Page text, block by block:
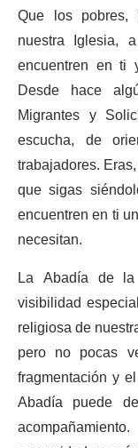
Que los pobres,
nuestra Iglesia,
encuentren en ti
Desde hace
Migrantes y
escucha, de
trabajadores.
que sigas
encuentren en ti
necesitan.
La Abadía de
visibilidad
religiosa de
pero no pocas
fragmentación y
Abadía puede